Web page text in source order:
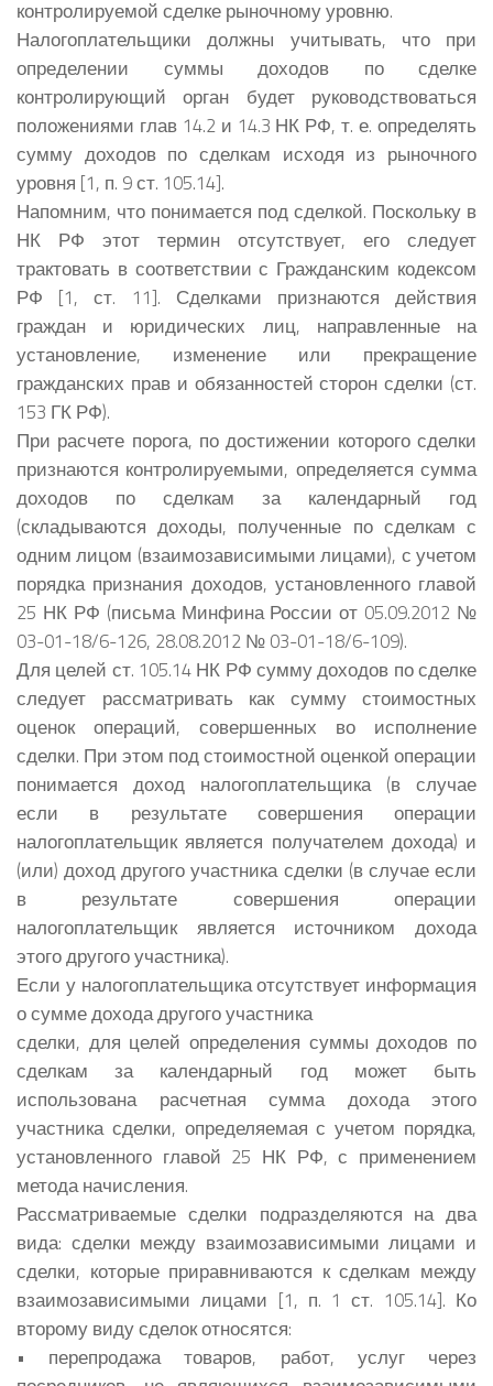
контролируемой сделке рыночному уровню.
Налогоплательщики должны учитывать, что при
определении суммы доходов по сделке
контролирующий орган будет руководствоваться
положениями глав 14.2 и 14.3 НК РФ, т. е. определять
сумму доходов по сделкам исходя из рыночного
уровня [1, п. 9 ст. 105.14].
Напомним, что понимается под сделкой. Поскольку в
НК РФ этот термин отсутствует, его следует
трактовать в соответствии с Гражданским кодексом
РФ [1, ст. 11]. Сделками признаются действия
граждан и юридических лиц, направленные на
установление, изменение или прекращение
гражданских прав и обязанностей сторон сделки (ст.
153 ГК РФ).
При расчете порога, по достижении которого сделки
признаются контролируемыми, определяется сумма
доходов по сделкам за календарный год
(складываются доходы, полученные по сделкам с
одним лицом (взаимозависимыми лицами), с учетом
порядка признания доходов, установленного главой
25 НК РФ (письма Минфина России от 05.09.2012 №
03-01-18/6-126, 28.08.2012 № 03-01-18/6-109).
Для целей ст. 105.14 НК РФ сумму доходов по сделке
следует рассматривать как сумму стоимостных
оценок операций, совершенных во исполнение
сделки. При этом под стоимостной оценкой операции
понимается доход налогоплательщика (в случае
если в результате совершения операции
налогоплательщик является получателем дохода) и
(или) доход другого участника сделки (в случае если
в результате совершения операции
налогоплательщик является источником дохода
этого другого участника).
Если у налогоплательщика отсутствует информация
о сумме дохода другого участника
сделки, для целей определения суммы доходов по
сделкам за календарный год может быть
использована расчетная сумма дохода этого
участника сделки, определяемая с учетом порядка,
установленного главой 25 НК РФ, с применением
метода начисления.
Рассматриваемые сделки подразделяются на два
вида: сделки между взаимозависимыми лицами и
сделки, которые приравниваются к сделкам между
взаимозависимыми лицами [1, п. 1 ст. 105.14]. Ко
второму виду сделок относятся:
• перепродажа товаров, работ, услуг через